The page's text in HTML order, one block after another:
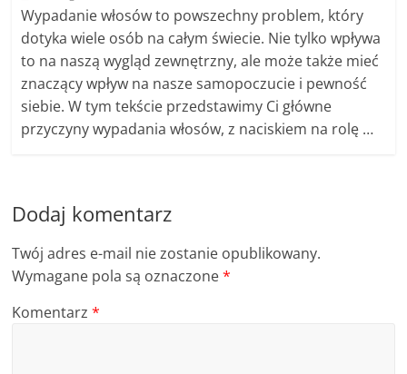
Wypadanie włosów to powszechny problem, który
dotyka wiele osób na całym świecie. Nie tylko wpływa
to na naszą wygląd zewnętrzny, ale może także mieć
znaczący wpływ na nasze samopoczucie i pewność
siebie. W tym tekście przedstawimy Ci główne
przyczyny wypadania włosów, z naciskiem na rolę …
Dodaj komentarz
Twój adres e-mail nie zostanie opublikowany.
Wymagane pola są oznaczone*
Komentarz*